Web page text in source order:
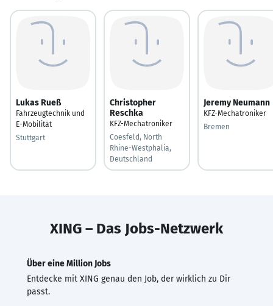
Lukas Rueß
Fahrzeugtechnik und
E-Mobilität
Stuttgart
Christopher
Reschka
KFZ-Mechatroniker
Coesfeld, North
Rhine-Westphalia,
Deutschland
Jeremy Neumann
KFZ-Mechatroniker
Bremen
XING – Das Jobs-Netzwerk
Über eine Million Jobs
Entdecke mit XING genau den Job, der wirklich zu Dir
passt.